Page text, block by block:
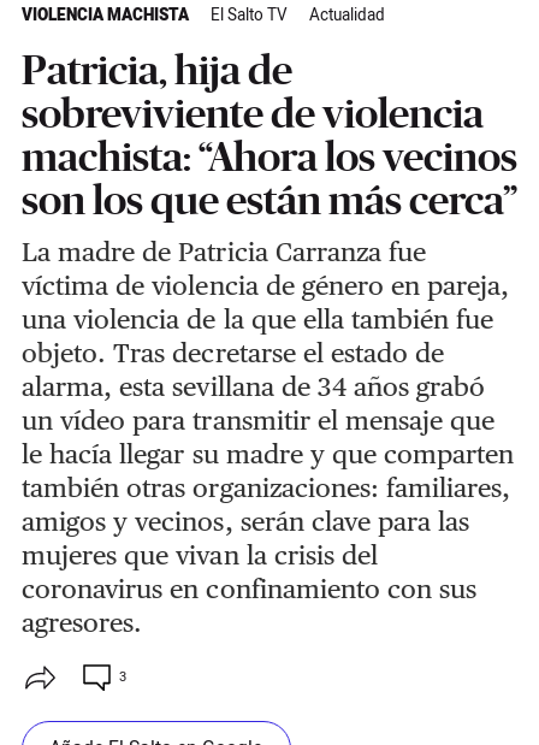
VIOLENCIA MACHISTA El Salto TV Actualidad
Patricia, hija de
sobreviviente de violencia
machista: “Ahora los vecinos
son los que están más cerca”
La madre de Patricia Carranza fue
víctima de violencia de género en pareja,
una violencia de la que ella también fue
objeto. Tras decretarse el estado de
alarma, esta sevillana de 34 años grabó
un vídeo para transmitir el mensaje que
le hacía llegar su madre y que comparten
también otras organizaciones: familiares,
amigos y vecinos, serán clave para las
mujeres que vivan la crisis del
coronavirus en confinamiento con sus
agresores.
3